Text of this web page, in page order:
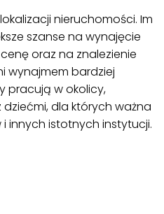
nieruchomości. Im
szanse na wynajęcie
oraz na znalezienie
wynajmem bardziej
pracują w okolicy,
dla których ważna
i innych istotnych instytucji.